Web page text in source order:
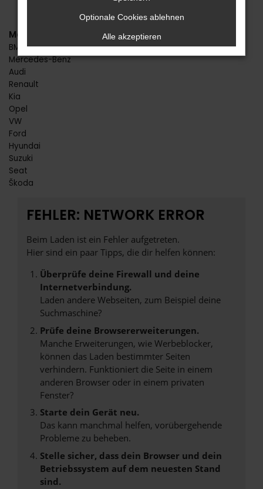
Marken
BMW
Mercedes-Benz
Audi
Renault
Kia
Opel
VW
Ford
Hyundai
Suzuki
Seat
Škoda
FEHLER: NETWORK ERROR
Beim Laden ist ein Fehler aufgetreten.
Hier sind ein paar Tipps, die dir helfen können:
Überprüfe deine Firewall und deine
Internetverbindung.
Laden andere Webseiten, zum Beispiel deine
Suchmaschine?
Prüfe deine Browsererweiterungen.
Manche Erweiterungen, wie Werbeblocker,
können das Laden bestimmter Seiten
verhindern. Funktioniert die Seite in einem
anderen Browser oder in einem privaten
Fenster?
Starte dein Gerät neu.
Das kann manchmal helfen, vorübergehende
Probleme zu beheben.
Stelle sicher, dass dein Browser und dein
Betriebssystem auf dem neuesten Stand
sind.
Optionale Cookies ablehnen
Alle akzeptieren